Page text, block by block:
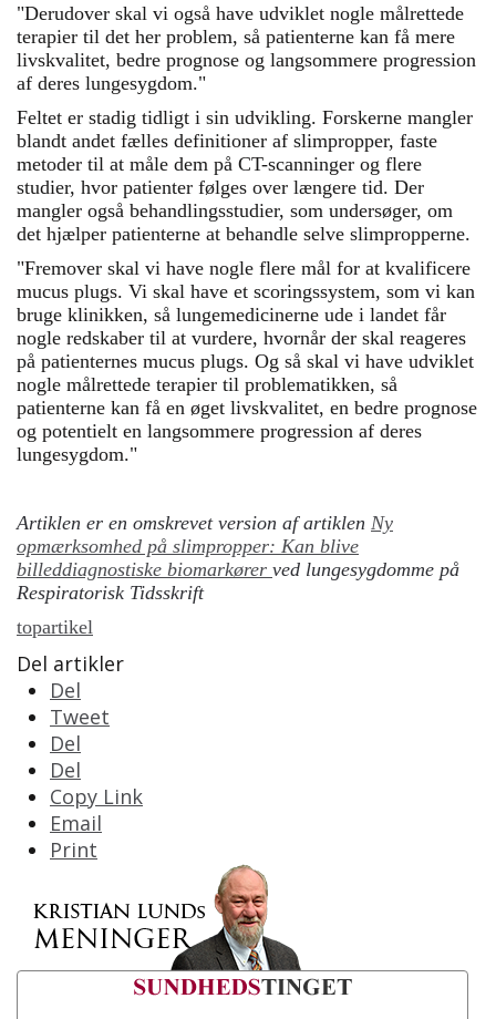
"Derudover skal vi også have udviklet nogle målrettede
terapier til det her problem, så patienterne kan få mere
livskvalitet, bedre prognose og langsommere progression
af deres lungesygdom."
Feltet er stadig tidligt i sin udvikling. Forskerne mangler
blandt andet fælles definitioner af slimpropper, faste
metoder til at måle dem på CT-scanninger og flere
studier, hvor patienter følges over længere tid. Der
mangler også behandlingsstudier, som undersøger, om
det hjælper patienterne at behandle selve slimpropperne.
"Fremover skal vi have nogle flere mål for at kvalificere
mucus plugs. Vi skal have et scoringssystem, som vi kan
bruge klinikken, så lungemedicinerne ude i landet får
nogle redskaber til at vurdere, hvornår der skal reageres
på patienternes mucus plugs. Og så skal vi have udviklet
nogle målrettede terapier til problematikken, så
patienterne kan få en øget livskvalitet, en bedre prognose
og potentielt en langsommere progression af deres
lungesygdom."
Artiklen er en omskrevet version af artiklen Ny
opmærksomhed på slimpropper: Kan blive
billeddiagnostiske biomarkører ved lungesygdomme på
Respiratorisk Tidsskrift
topartikel
Del artikler
Del
Tweet
Del
Del
Copy Link
Email
Print